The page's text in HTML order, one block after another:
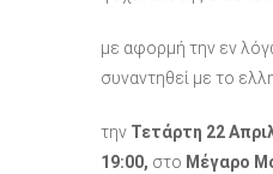
με αφορμή την εν
συναντηθεί με το
την Τετάρτη 22
19:00, στο Μέγαρο